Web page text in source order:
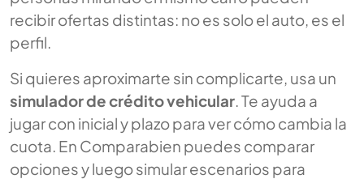
recibir ofertas distintas: no es solo el auto, es el
perfil.
Si quieres aproximarte sin complicarte, usa un
simulador de crédito vehicular . Te ayuda a
jugar con inicial y plazo para ver cómo cambia la
cuota. En Comparabien puedes comparar
opciones y luego simular escenarios para